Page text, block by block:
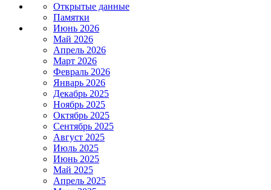
Открытые данные
Памятки
Июнь 2026
Май 2026
Апрель 2026
Март 2026
Февраль 2026
Январь 2026
Декабрь 2025
Ноябрь 2025
Октябрь 2025
Сентябрь 2025
Август 2025
Июль 2025
Июнь 2025
Май 2025
Апрель 2025